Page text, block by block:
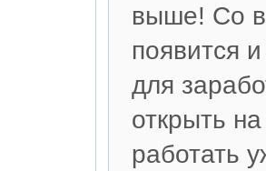
выше! Со
появится
для
открыть
работать